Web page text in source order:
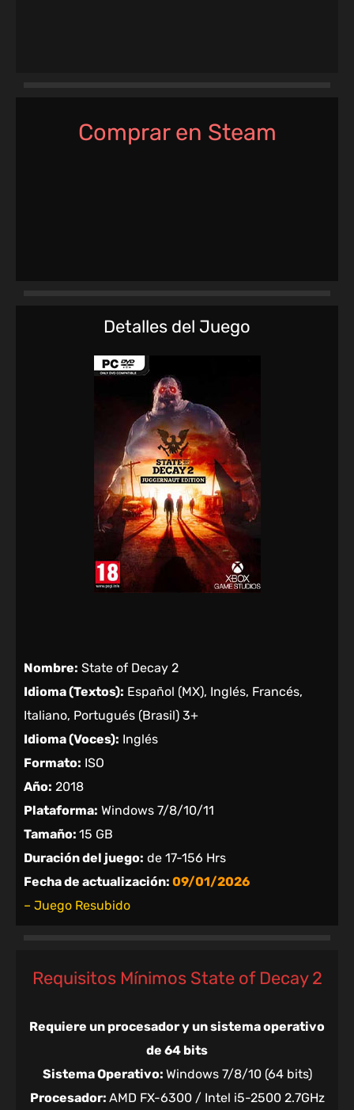
Comprar en Steam
Detalles del Juego
Nombre: State of Decay 2
Idioma (Textos): Español (MX), Inglés, Francés,
Italiano, Portugués (Brasil) 3+
Idioma (Voces): Inglés
Formato: ISO
Año: 2018
Plataforma: Windows 7/8/10/11
Tamaño: 15 GB
Duración del juego: de 17-156 Hrs
Fecha de actualización: 09/01/2026
– Juego Resubido
Requisitos Mínimos State of Decay 2
Requiere un procesador y un sistema operativo
de 64 bits
Sistema Operativo: Windows 7/8/10 (64 bits)
Procesador: AMD FX-6300 / Intel i5-2500 2.7GHz